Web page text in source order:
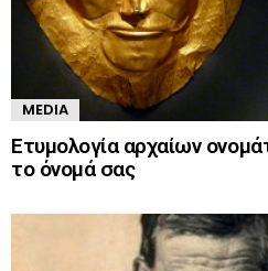
MEDIA
Ετυμολογία αρχαίων
το όνομά σας